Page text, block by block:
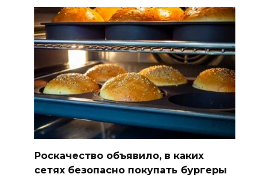
Роскачество объявило, в каких
сетях безопасно покупать бургеры